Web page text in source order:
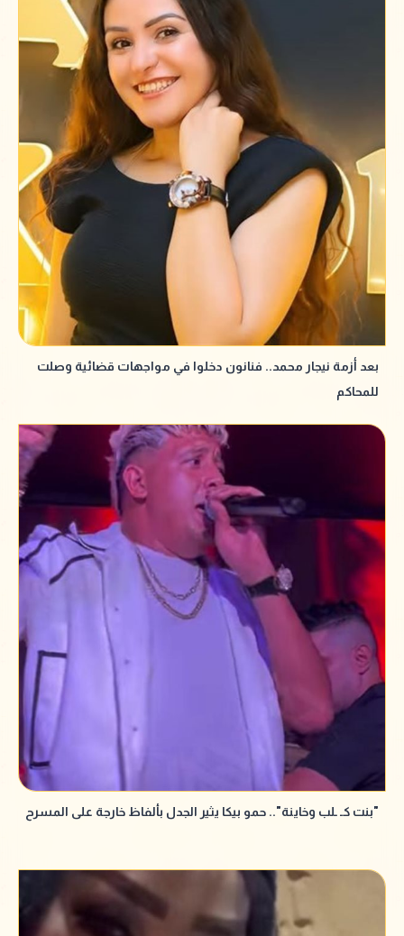
بعد أزمة نيجار محمد.. فنانون دخلوا في مواجهات قضائية وصلت
للمحاكم
"بنت كـ ـلب وخاينة".. حمو بيكا يثير الجدل بألفاظ خارجة على المسرح